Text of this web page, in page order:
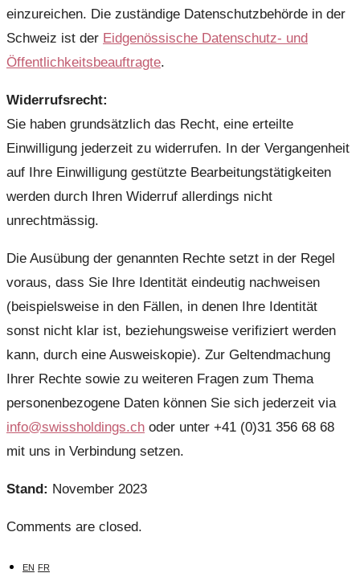
einzureichen. Die zuständige Datenschutzbehörde in der
Schweiz ist der Eidgenössische Datenschutz- und
Öffentlichkeitsbeauftragte.
Widerrufsrecht:
Sie haben grundsätzlich das Recht, eine erteilte
Einwilligung jederzeit zu widerrufen. In der Vergangenheit
auf Ihre Einwilligung gestützte Bearbeitungstätigkeiten
werden durch Ihren Widerruf allerdings nicht
unrechtmässig.
Die Ausübung der genannten Rechte setzt in der Regel
voraus, dass Sie Ihre Identität eindeutig nachweisen
(beispielsweise in den Fällen, in denen Ihre Identität
sonst nicht klar ist, beziehungsweise verifiziert werden
kann, durch eine Ausweiskopie). Zur Geltendmachung
Ihrer Rechte sowie zu weiteren Fragen zum Thema
personenbezogene Daten können Sie sich jederzeit via
info@swissholdings.ch oder unter +41 (0)31 356 68 68
mit uns in Verbindung setzen.
Stand: November 2023
Comments are closed.
EN FR